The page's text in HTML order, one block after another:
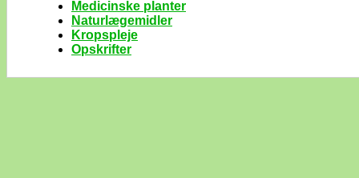
Medicinske planter
Naturlægemidler
Kropspleje
Opskrifter